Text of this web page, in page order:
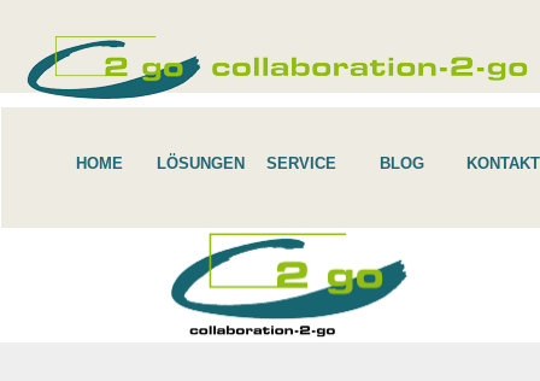
HOME LÖSUNGEN SERVICE BLOG KONTAKT